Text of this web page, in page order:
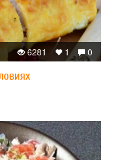
0
1
6281